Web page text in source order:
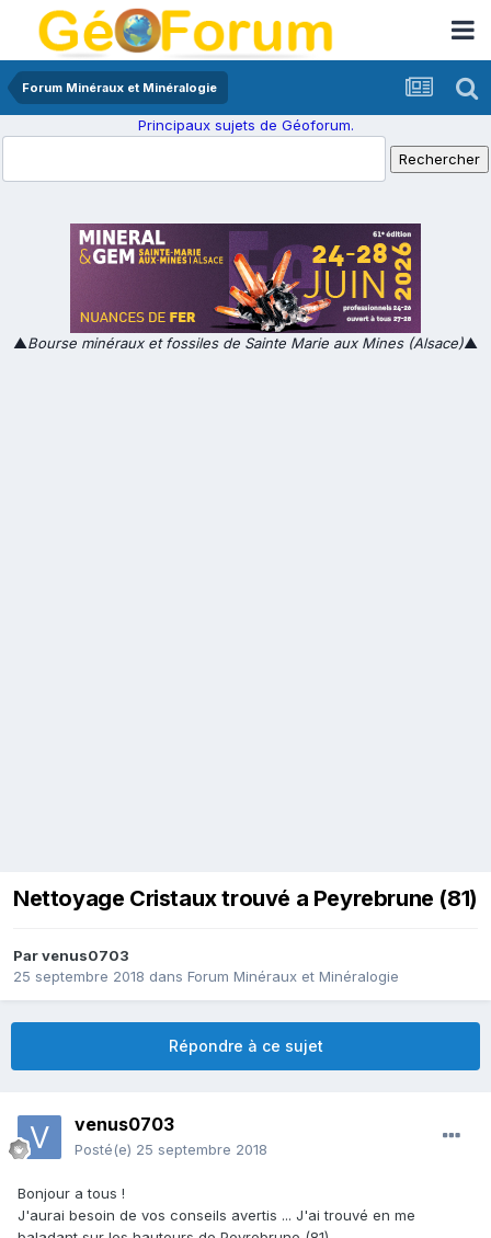
Forum Minéraux et Minéralogie
Principaux sujets de Géoforum.
▲Bourse minéraux et fossiles de Sainte Marie aux Mines (Alsace)▲
Nettoyage Cristaux trouvé a Peyrebrune (81)
Parvenus0703
25 septembre 2018 dans Forum Minéraux et Minéralogie
Répondre à ce sujet
venus0703
Posté(e) 25 septembre 2018
Bonjour a tous !
J'aurai besoin de vos conseils avertis ... J'ai trouvé en me